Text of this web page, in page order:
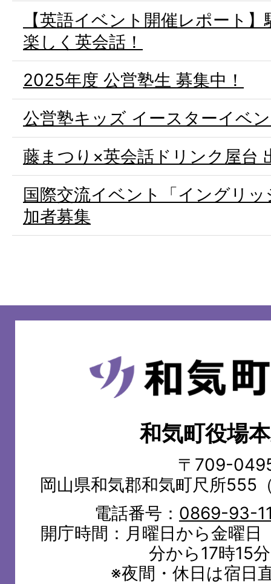
【英語イベント開催レポート
楽しく英会話！
2025年度 公営塾生 募集中！
公営塾キッズ イースターイベ
藤まつり×英会話ドリンク屋台
国際交流イベント「イングリ
加者募集
和
気
和気町役場
〒709-
岡山県和気郡和気町尺所555
電話番号： 0869-93-
開庁時間：月曜日から金曜
分から17時15
※夜間・休日は宿日